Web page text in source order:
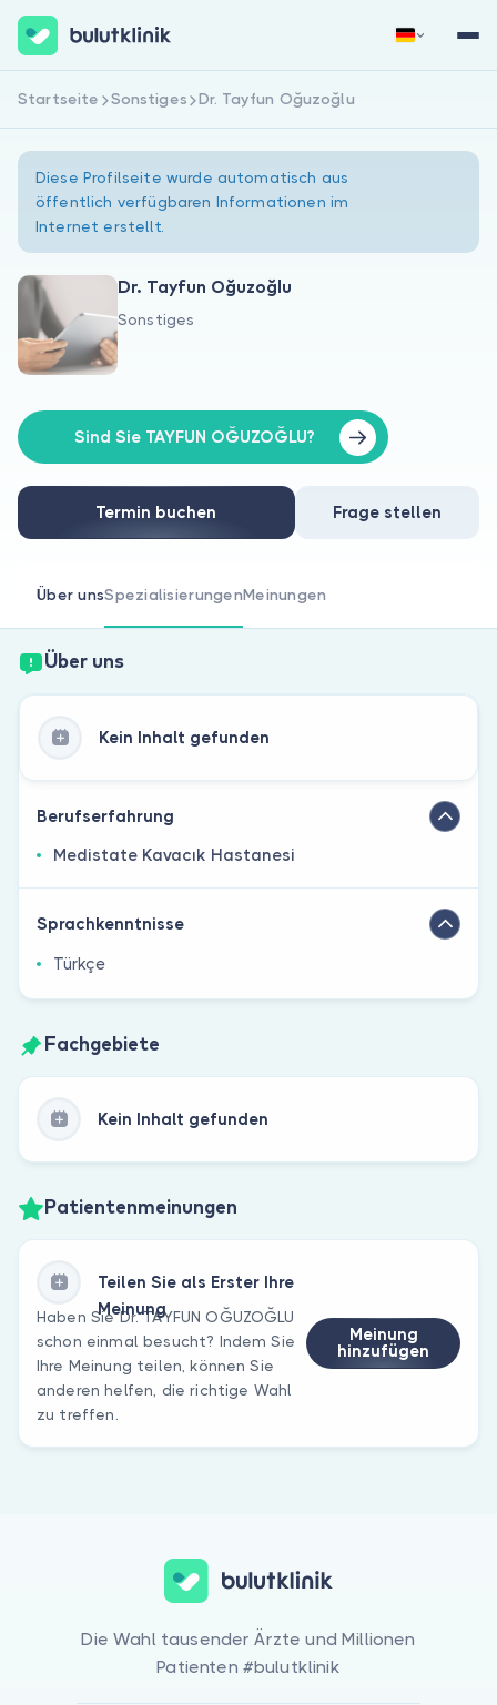
Über uns
Für Patienten
Für Ärzte
Jetzt registrieren Anmelden
Startseite Sonstiges Dr. Tayfun Oğuzoğlu
Diese Profilseite wurde automatisch aus
öffentlich verfügbaren Informationen im
Internet erstellt.
Dr. Tayfun Oğuzoğlu
Sonstiges
Sind Sie TAYFUN OĞUZOĞLU?
Termin buchen Frage stellen
Über unsSpezialisierungenMeinungen
Über uns
Kein Inhalt gefunden
Berufserfahrung
Medistate Kavacık Hastanesi
Sprachkenntnisse
Türkçe
Fachgebiete
Kein Inhalt gefunden
Patientenmeinungen
Teilen Sie als Erster Ihre
Meinung
Haben Sie Dr. TAYFUN OĞUZOĞLU
schon einmal besucht? Indem Sie
Ihre Meinung teilen, können Sie
anderen helfen, die richtige Wahl
zu treffen.
Meinung
hinzufügen
Die Wahl tausender Ärzte und Millionen
Patienten #bulutklinik